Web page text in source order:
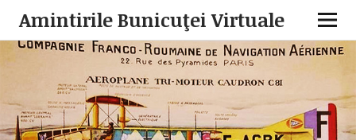
Amintirile Bunicuţei Virtuale